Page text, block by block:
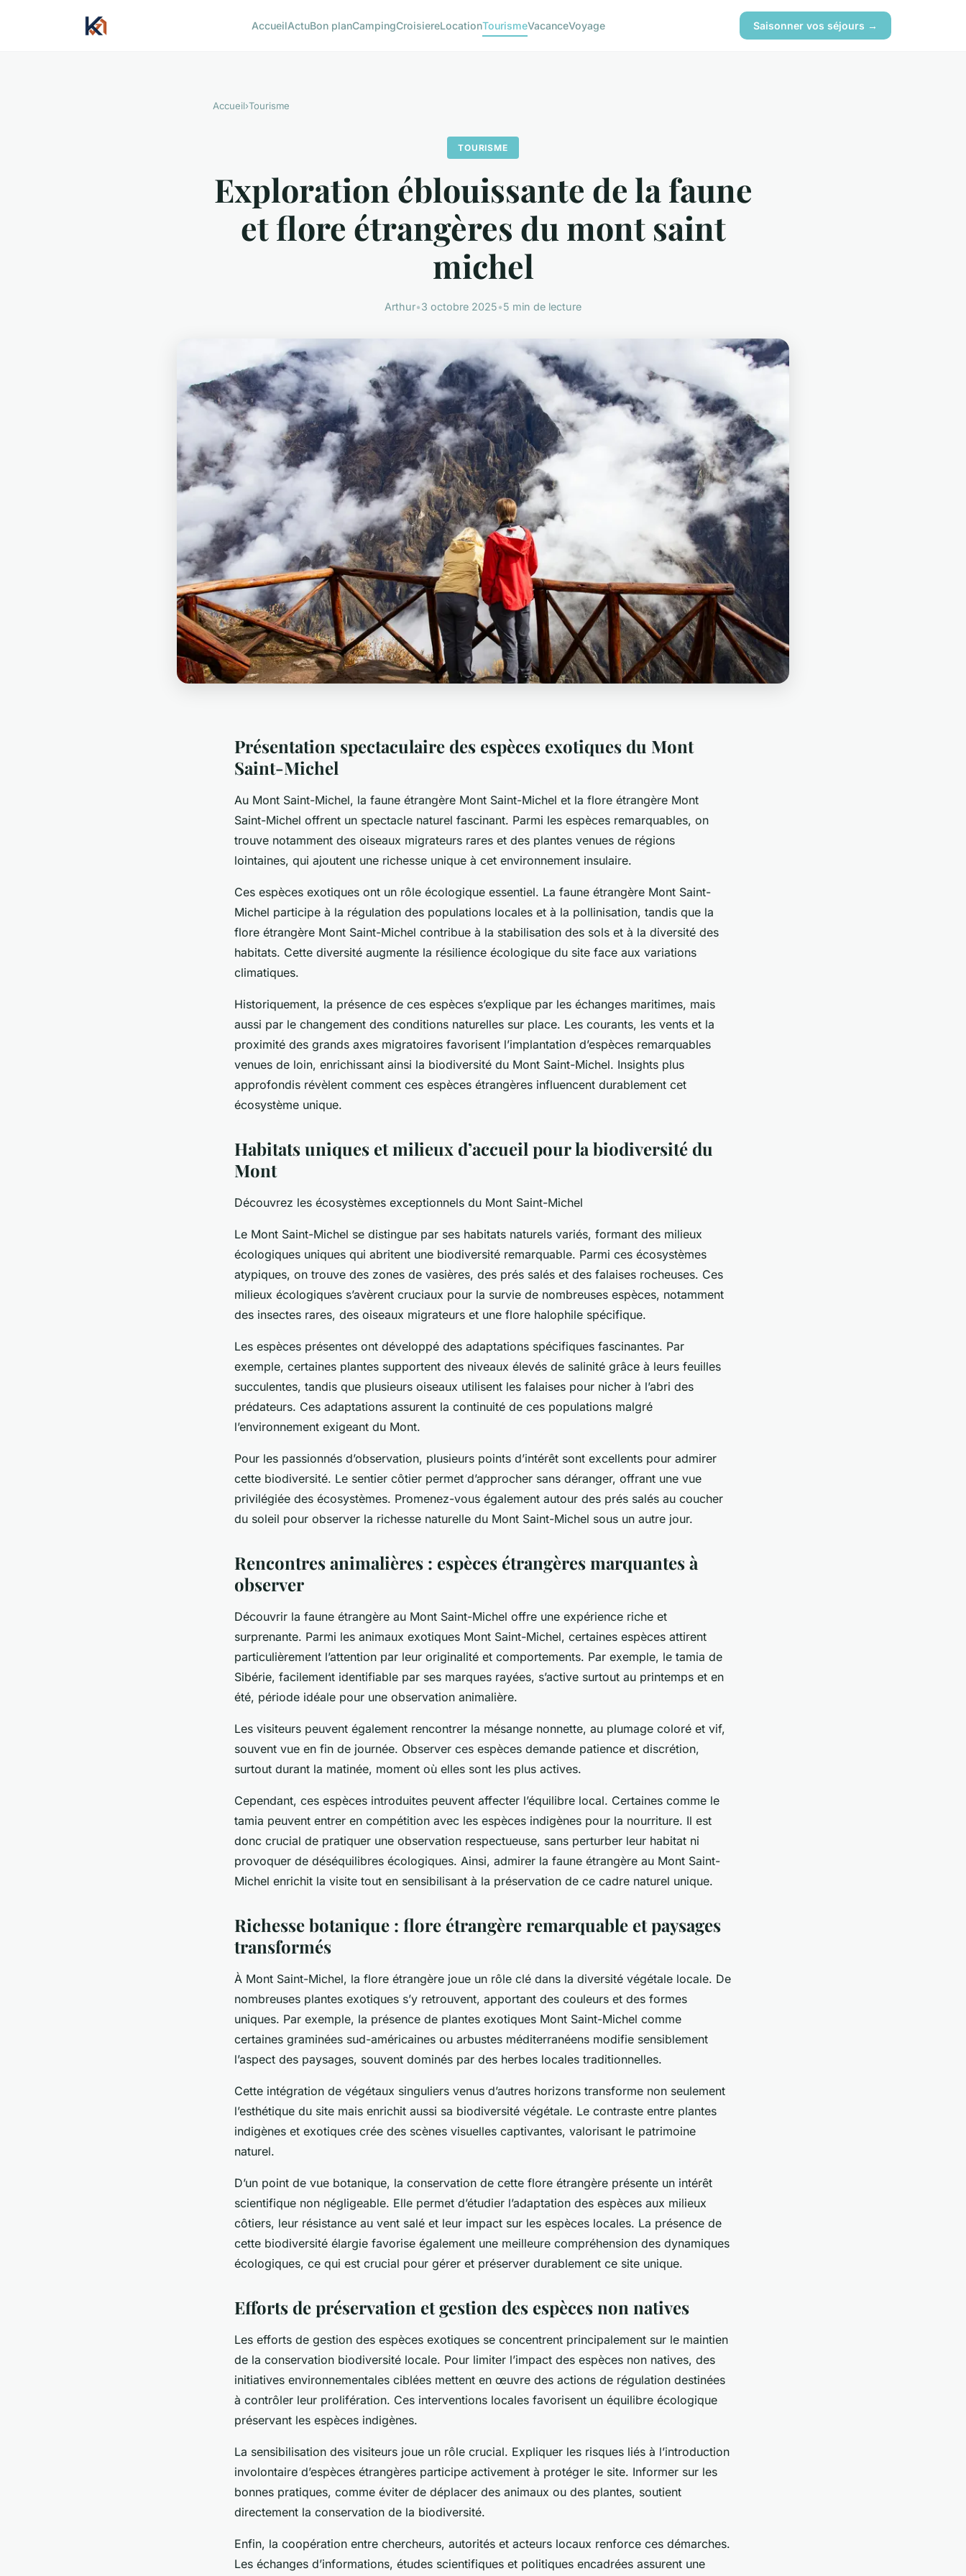
AccueilActuBon planCampingCroisiereLocationTourismeVacanceVoyage Saisonner vos séjours →
Accueil›Tourisme
TOURISME
Exploration éblouissante de la faune
et flore étrangères du mont saint
michel
Arthur•3 octobre 2025•5 min de lecture
Présentation spectaculaire des espèces exotiques du Mont
Saint-Michel
Au Mont Saint-Michel, la faune étrangère Mont Saint-Michel et la flore étrangère Mont
Saint-Michel offrent un spectacle naturel fascinant. Parmi les espèces remarquables, on
trouve notamment des oiseaux migrateurs rares et des plantes venues de régions
lointaines, qui ajoutent une richesse unique à cet environnement insulaire.
Ces espèces exotiques ont un rôle écologique essentiel. La faune étrangère Mont Saint-
Michel participe à la régulation des populations locales et à la pollinisation, tandis que la
flore étrangère Mont Saint-Michel contribue à la stabilisation des sols et à la diversité des
habitats. Cette diversité augmente la résilience écologique du site face aux variations
climatiques.
Historiquement, la présence de ces espèces s’explique par les échanges maritimes, mais
aussi par le changement des conditions naturelles sur place. Les courants, les vents et la
proximité des grands axes migratoires favorisent l’implantation d’espèces remarquables
venues de loin, enrichissant ainsi la biodiversité du Mont Saint-Michel. Insights plus
approfondis révèlent comment ces espèces étrangères influencent durablement cet
écosystème unique.
Habitats uniques et milieux d’accueil pour la biodiversité du
Mont
Découvrez les écosystèmes exceptionnels du Mont Saint-Michel
Le Mont Saint-Michel se distingue par ses habitats naturels variés, formant des milieux
écologiques uniques qui abritent une biodiversité remarquable. Parmi ces écosystèmes
atypiques, on trouve des zones de vasières, des prés salés et des falaises rocheuses. Ces
milieux écologiques s’avèrent cruciaux pour la survie de nombreuses espèces, notamment
des insectes rares, des oiseaux migrateurs et une flore halophile spécifique.
Les espèces présentes ont développé des adaptations spécifiques fascinantes. Par
exemple, certaines plantes supportent des niveaux élevés de salinité grâce à leurs feuilles
succulentes, tandis que plusieurs oiseaux utilisent les falaises pour nicher à l’abri des
prédateurs. Ces adaptations assurent la continuité de ces populations malgré
l’environnement exigeant du Mont.
Pour les passionnés d’observation, plusieurs points d’intérêt sont excellents pour admirer
cette biodiversité. Le sentier côtier permet d’approcher sans déranger, offrant une vue
privilégiée des écosystèmes. Promenez-vous également autour des prés salés au coucher
du soleil pour observer la richesse naturelle du Mont Saint-Michel sous un autre jour.
Rencontres animalières : espèces étrangères marquantes à
observer
Découvrir la faune étrangère au Mont Saint-Michel offre une expérience riche et
surprenante. Parmi les animaux exotiques Mont Saint-Michel, certaines espèces attirent
particulièrement l’attention par leur originalité et comportements. Par exemple, le tamia de
Sibérie, facilement identifiable par ses marques rayées, s’active surtout au printemps et en
été, période idéale pour une observation animalière.
Les visiteurs peuvent également rencontrer la mésange nonnette, au plumage coloré et vif,
souvent vue en fin de journée. Observer ces espèces demande patience et discrétion,
surtout durant la matinée, moment où elles sont les plus actives.
Cependant, ces espèces introduites peuvent affecter l’équilibre local. Certaines comme le
tamia peuvent entrer en compétition avec les espèces indigènes pour la nourriture. Il est
donc crucial de pratiquer une observation respectueuse, sans perturber leur habitat ni
provoquer de déséquilibres écologiques. Ainsi, admirer la faune étrangère au Mont Saint-
Michel enrichit la visite tout en sensibilisant à la préservation de ce cadre naturel unique.
Richesse botanique : flore étrangère remarquable et paysages
transformés
À Mont Saint-Michel, la flore étrangère joue un rôle clé dans la diversité végétale locale. De
nombreuses plantes exotiques s’y retrouvent, apportant des couleurs et des formes
uniques. Par exemple, la présence de plantes exotiques Mont Saint-Michel comme
certaines graminées sud-américaines ou arbustes méditerranéens modifie sensiblement
l’aspect des paysages, souvent dominés par des herbes locales traditionnelles.
Cette intégration de végétaux singuliers venus d’autres horizons transforme non seulement
l’esthétique du site mais enrichit aussi sa biodiversité végétale. Le contraste entre plantes
indigènes et exotiques crée des scènes visuelles captivantes, valorisant le patrimoine
naturel.
D’un point de vue botanique, la conservation de cette flore étrangère présente un intérêt
scientifique non négligeable. Elle permet d’étudier l’adaptation des espèces aux milieux
côtiers, leur résistance au vent salé et leur impact sur les espèces locales. La présence de
cette biodiversité élargie favorise également une meilleure compréhension des dynamiques
écologiques, ce qui est crucial pour gérer et préserver durablement ce site unique.
Efforts de préservation et gestion des espèces non natives
Les efforts de gestion des espèces exotiques se concentrent principalement sur le maintien
de la conservation biodiversité locale. Pour limiter l’impact des espèces non natives, des
initiatives environnementales ciblées mettent en œuvre des actions de régulation destinées
à contrôler leur prolifération. Ces interventions locales favorisent un équilibre écologique
préservant les espèces indigènes.
La sensibilisation des visiteurs joue un rôle crucial. Expliquer les risques liés à l’introduction
involontaire d’espèces étrangères participe activement à protéger le site. Informer sur les
bonnes pratiques, comme éviter de déplacer des animaux ou des plantes, soutient
directement la conservation de la biodiversité.
Enfin, la coopération entre chercheurs, autorités et acteurs locaux renforce ces démarches.
Les échanges d’informations, études scientifiques et politiques encadrées assurent une